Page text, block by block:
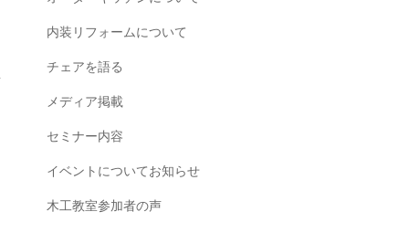
内装リフォームについて
チェアを語る
メディア掲載
セミナー内容
イベントについてお知らせ
木工教室参加者の声